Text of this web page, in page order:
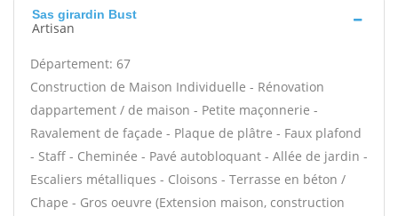
Sas girardin Bust
Artisan
Département: 67
Construction de Maison Individuelle - Rénovation
dappartement / de maison - Petite maçonnerie -
Ravalement de façade - Plaque de plâtre - Faux plafond
- Staff - Cheminée - Pavé autobloquant - Allée de jardin -
Escaliers métalliques - Cloisons - Terrasse en béton /
Chape - Gros oeuvre (Extension maison, construction